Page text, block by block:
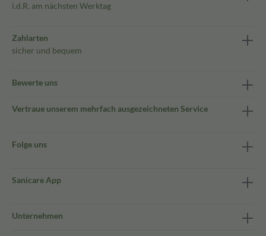
i.d.R. am nächsten Werktag
Zahlarten
sicher und bequem
Bewerte uns
Vertraue unserem mehrfach ausgezeichneten Service
Folge uns
Sanicare App
Unternehmen